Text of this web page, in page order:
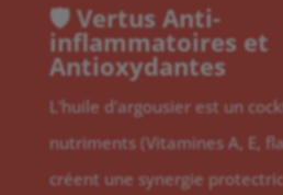
🛡️ Vertus Anti-
inflammatoires et
Antioxydantes
L'huile d'argousier est un
nutriments (Vitamines A, E,
créent une synergie